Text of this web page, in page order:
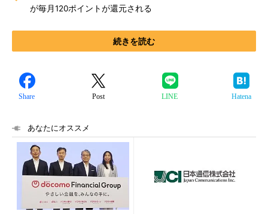
が毎月120ポイントが還元される
続きを読む
Share Post LINE Hatena
あなたにオススメ